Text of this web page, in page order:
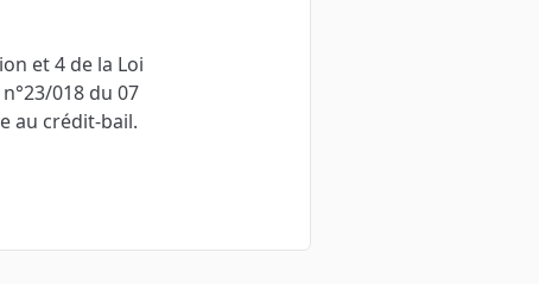
et 4 de la Loi
018 du 07
au crédit-bail.